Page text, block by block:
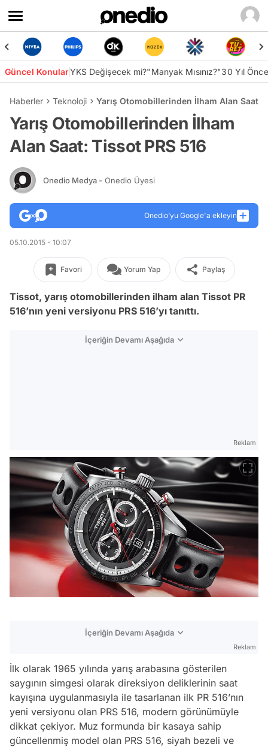
Güncel KonularYKS Değişecek mi?"Manyak Mısınız?"30 Yıl
Haberler Teknoloji Yarış Otomobillerinden İlham Alan Saat:
Yarış Otomobillerinden İlham
Alan Saat: Tissot PRS 516
Onedio Medya - Onedio Üyesi
Onedio’yu Google'a ekleyin
05.10.2015 - 10:07
Favori Yorum Yap Paylaş
Tissot, yarış otomobillerinden ilham alan Tissot PR
516’nın yeni versiyonu PRS 516’yı tanıttı.
İçeriğin Devamı Aşağıda
Reklam
İçeriğin Devamı Aşağıda
Reklam
İlk olarak 1965 yılında yarış arabasına gösterilen
saygının simgesi olarak direksiyon deliklerinin saat
kayışına uygulanmasıyla ile tasarlanan ilk PR 516’nın
yeni versiyonu olan PRS 516, modern görünümüyle
dikkat çekiyor. Muz formunda bir kasaya sahip
güncellenmiş model olan PRS 516, siyah bezeli ve